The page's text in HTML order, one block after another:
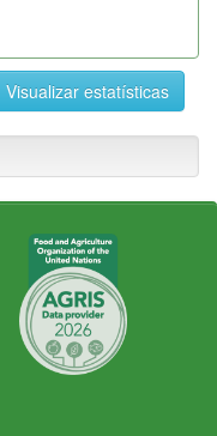
Visualizar estatísticas